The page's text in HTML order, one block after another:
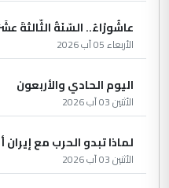
عاشُورْاءُ.. السّنَةُ الثّالثةَ
الأربعاء 05 آب 2026
اليوم الحادي والأربعون
الأثنين 03 آب 2026
لماذا تبدو الحرب مع
الأثنين 03 آب 2026